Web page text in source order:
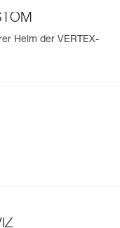
Helm der VERTEX-